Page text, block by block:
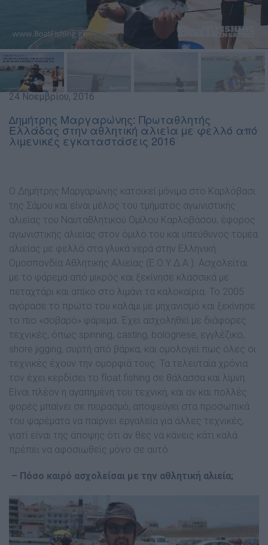
24 Νοεμβρίου, 2016
∆ηµήτρης Μαργαρώνης: Πρωταθλητής
Ελλάδας στην αθλητική αλιεία µε φελλό από
λιµενικές εγκαταστάσεις 2016
Ο ∆ηµήτρης Μαργαρώνης κατοικεί µόνιµα στο Καρλόβασι
της Σάµου και είναι µέλος του τµήµατος αγωνιστικής
αλιείας του Ναυταθλητικού Οµίλου Καρλοβάσου, έφορος
αγωνιστικής αλιείας στον όµιλό του και υπεύθυνος τοµέα
αλιείας µε φελλό στα γλυκά νερά στην Ελληνική
Οµοσπονδία Αθλητικής Αλιείας (Ε.Ο.Υ.∆.Α.). Ασχολείται
µε το ψάρεµα από µικρός και ξεκίνησε κλασσικά µε
πεταχτάρι και απίκο στο λιµάνι τα καλοκαίρια. Το 2005
αγόρασε το πρώτο του καλάµι µε µηχανισµό και ξεκίνησε
το πιο «σοβαρό» ψάρεµα. Έχει ασχοληθεί µε διάφορες
τεχνικές, όπως spinning, casting, bolognese, εγγλέζικο,
shore jigging, συρτή από βάρκα, και οµολογεί πως όλες οι
τεχνικές έχουν την οµορφιά τους. Τα τελευταία χρόνια
τον έχει κερδίσει το float fishing σε θάλασσα και λίµνη.
Είναι πλέον η αγαπηµένη του τεχνική, και αν και πολλές
φορές µπαίνει σε πειρασµό, αποφεύγει στα προσωπικά
του ψαρέµατα να παίρνει εργαλεία για άλλες τεχνικές,
γιατί είναι της άποψης ότι αν θες να κάνεις κάτι καλά
πρέπει να αφοσιωθείς µόνο σε αυτό.
– Πόσο καιρό ασχολείσαι µε την αθλητική αλιεία;